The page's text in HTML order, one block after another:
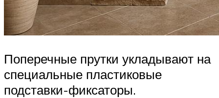
Поперечные прутки укладывают на
специальные пластиковые
подставки-фиксаторы.